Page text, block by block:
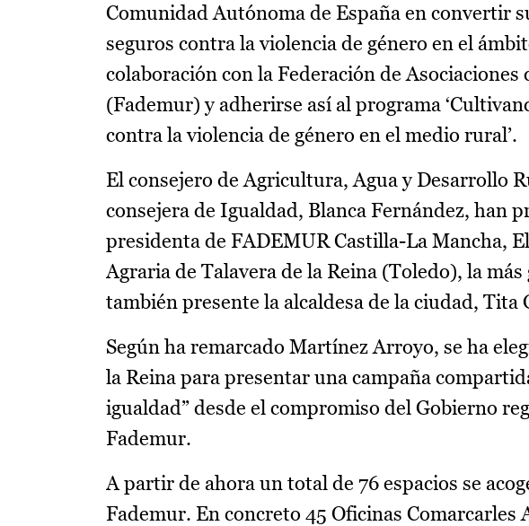
Comunidad Autónoma de España en convertir
seguros contra la violencia de género en el
colaboración con la Federación de
(Fademur) y adherirse así al programa
contra la violencia de género en el medio rural’.
El consejero de Agricultura, Agua y Desarrollo
consejera de Igualdad, Blanca Fernández, han
presidenta de FADEMUR Castilla-La Mancha,
Agraria de Talavera de la Reina (Toledo), la
también presente la alcaldesa de la ciudad, Tita
Según ha remarcado Martínez Arroyo, se ha
la Reina para presentar una campaña
igualdad” desde el compromiso del Gobierno
Fademur.
A partir de ahora un total de 76 espacios se
Fademur. En concreto 45 Oficinas Comarcarles